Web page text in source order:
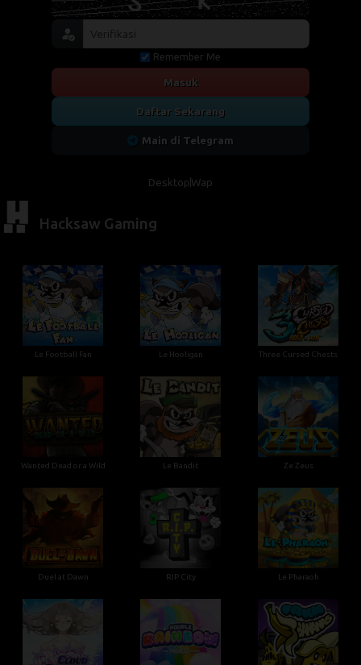
Remember Me
Masuk
Daftar Sekarang
Main di Telegram
DesktopWap
Hacksaw Gaming
Le Football Fan Le Hooligan Three Cursed Chests
Wanted Dead or a Wild Le Bandit Ze Zeus
Duel at Dawn RIP City Le Pharaoh